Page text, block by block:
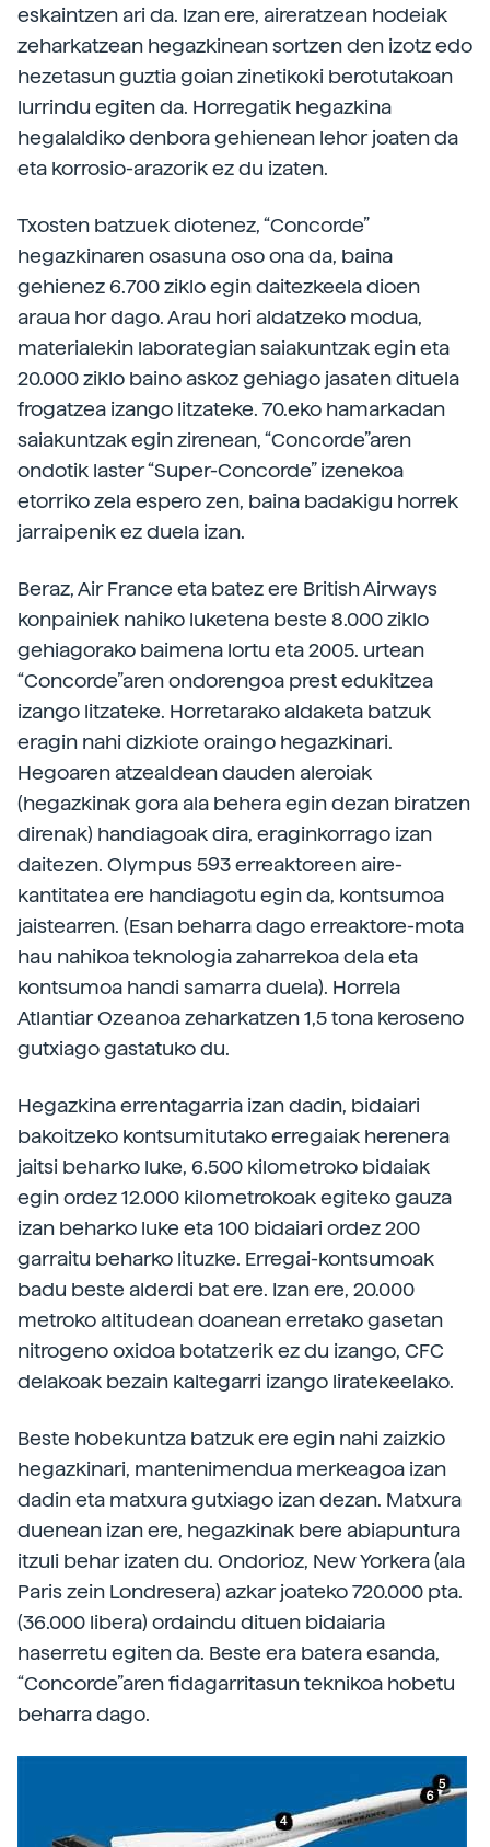
eskaintzen ari da. Izan ere, aireratzean hodeiak
zeharkatzean hegazkinean sortzen den izotz edo
hezetasun guztia goian zinetikoki berotutakoan
lurrindu egiten da. Horregatik hegazkina
hegalaldiko denbora gehienean lehor joaten da
eta korrosio-arazorik ez du izaten.
Txosten batzuek diotenez, “Concorde”
hegazkinaren osasuna oso ona da, baina
gehienez 6.700 ziklo egin daitezkeela dioen
araua hor dago. Arau hori aldatzeko modua,
materialekin laborategian saiakuntzak egin eta
20.000 ziklo baino askoz gehiago jasaten dituela
frogatzea izango litzateke. 70.eko hamarkadan
saiakuntzak egin zirenean, “Concorde”aren
ondotik laster “Super-Concorde” izenekoa
etorriko zela espero zen, baina badakigu horrek
jarraipenik ez duela izan.
Beraz, Air France eta batez ere British Airways
konpainiek nahiko luketena beste 8.000 ziklo
gehiagorako baimena lortu eta 2005. urtean
“Concorde”aren ondorengoa prest edukitzea
izango litzateke. Horretarako aldaketa batzuk
eragin nahi dizkiote oraingo hegazkinari.
Hegoaren atzealdean dauden aleroiak
(hegazkinak gora ala behera egin dezan biratzen
direnak) handiagoak dira, eraginkorrago izan
daitezen. Olympus 593 erreaktoreen aire-
kantitatea ere handiagotu egin da, kontsumoa
jaistearren. (Esan beharra dago erreaktore-mota
hau nahikoa teknologia zaharrekoa dela eta
kontsumoa handi samarra duela). Horrela
Atlantiar Ozeanoa zeharkatzen 1,5 tona keroseno
gutxiago gastatuko du.
Hegazkina errentagarria izan dadin, bidaiari
bakoitzeko kontsumitutako erregaiak herenera
jaitsi beharko luke, 6.500 kilometroko bidaiak
egin ordez 12.000 kilometrokoak egiteko gauza
izan beharko luke eta 100 bidaiari ordez 200
garraitu beharko lituzke. Erregai-kontsumoak
badu beste alderdi bat ere. Izan ere, 20.000
metroko altitudean doanean erretako gasetan
nitrogeno oxidoa botatzerik ez du izango, CFC
delakoak bezain kaltegarri izango liratekeelako.
Beste hobekuntza batzuk ere egin nahi zaizkio
hegazkinari, mantenimendua merkeagoa izan
dadin eta matxura gutxiago izan dezan. Matxura
duenean izan ere, hegazkinak bere abiapuntura
itzuli behar izaten du. Ondorioz, New Yorkera (ala
Paris zein Londresera) azkar joateko 720.000 pta.
(36.000 libera) ordaindu dituen bidaiaria
haserretu egiten da. Beste era batera esanda,
“Concorde”aren fidagarritasun teknikoa hobetu
beharra dago.